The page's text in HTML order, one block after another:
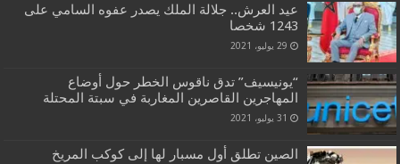
عيد العرش.. جلالة الملك يصدر عفوه السامي على
1243 شخصا
29 يوليو، 2021
“يونيسيف” تدق ناقوس الخطر حول أوضاع
المهاجرين القاصرين المغاربة في سبتة المحتلة
31 يوليو، 2021
الصين تطلق أول مسبار لها إلى كوكب المريخ